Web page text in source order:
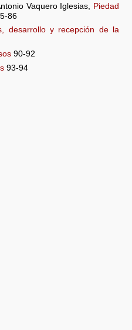
Vaquero Iglesias, Piedad
86
desarrollo y recepción de la
90-92
93-94